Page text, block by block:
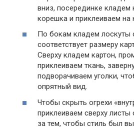
вниз, посерединке кладем
корешка и приклеиваем на
По бокам кладем лоскуты
соответствует размеру
Сверху кладем картон,
приклеиваем ткань,
подворачиваем уголки,
опрятный вид.
Чтобы скрыть огрехи
приклеиваем сверху
за тем, чтобы стиль был